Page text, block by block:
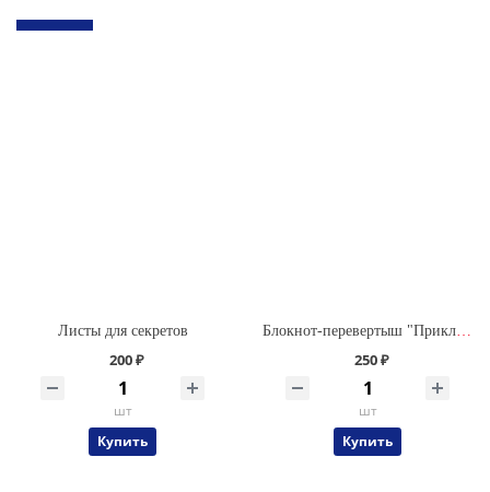
Листы для секретов
200 ₽
шт
Купить
250 ₽
шт
Купить